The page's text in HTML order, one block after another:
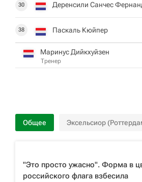
30 Деренсили Санчес
38 Паскаль Кюйпер
Маринус Дийкхуйзен
Тренер
Общее Эксельсиор
"Это просто ужасно". Форма в
российского флага взбесила